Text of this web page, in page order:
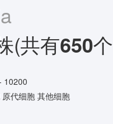
(共有650
10200
原代细胞 其他细胞